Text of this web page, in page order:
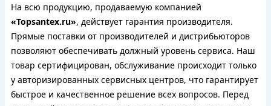
На всю продукцию, продаваемую компанией
«Topsantex.ru», действует гарантия производителя.
Прямые поставки от производителей и дистрибьюторов
позволяют обеспечивать должный уровень сервиса. Наш
товар сертифицирован, обслуживание происходит только
у авторизированных сервисных центров, что гарантирует
быстрое и качественное решение всех вопросов. Перед